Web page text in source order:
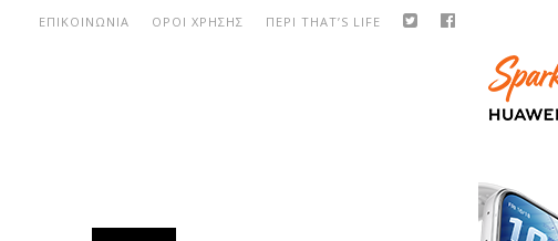
ΠΕΡΙ THAT’S LIFE
ΟΡΟΙ ΧΡΗΣΗΣ
ΕΠΙΚΟΙΝΩΝΙΑ